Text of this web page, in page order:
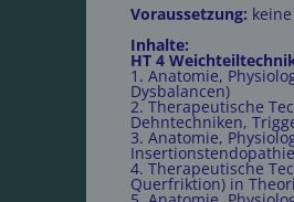
Voraussetzung: keine
Inhalte:
HT 4
1. Anatomie,
Dysbalancen)
2. Therapeutische
Dehntechniken,
3. Anatomie,
4. Therapeutische
Querfriktion) in